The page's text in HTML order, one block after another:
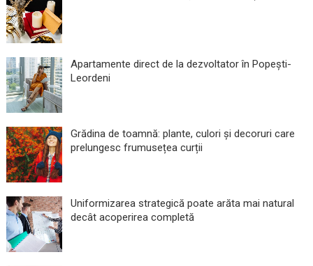
Apartamente direct de la dezvoltator în Popești-
Leordeni
Grădina de toamnă: plante, culori și decoruri care
prelungesc frumusețea curții
Uniformizarea strategică poate arăta mai natural
decât acoperirea completă